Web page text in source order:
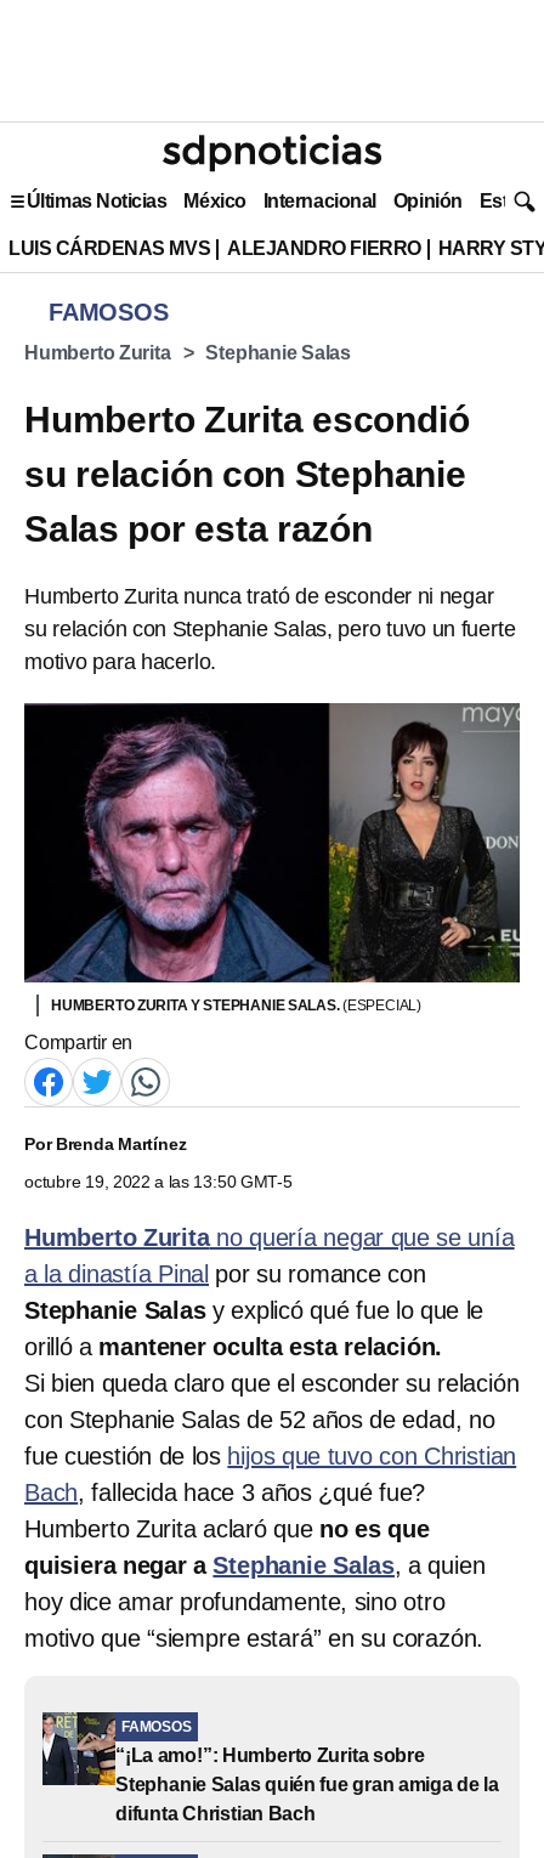
Últimas Noticias México Internacional Opinión Estilo
LUIS CÁRDENAS MVS ALEJANDRO FIERRO HARRY
FAMOSOS
Humberto Zurita Stephanie Salas
Humberto Zurita escondió
su relación con Stephanie
Salas por esta razón
Humberto Zurita nunca trató de esconder ni negar
su relación con Stephanie Salas, pero tuvo un fuerte
motivo para hacerlo.
HUMBERTO ZURITA Y STEPHANIE SALAS.(ESPECIAL)
Compartir en
PorBrenda Martínez
octubre 19, 2022 a las 13:50 GMT-5
Humberto Zuritano quería negar que se unía
a la dinastía Pinal por su romance con
Stephanie Salasy explicó qué fue lo que le
orilló a mantener oculta esta relación.
Si bien queda claro que el esconder su relación
con Stephanie Salas de 52 años de edad, no
fue cuestión de los hijos que tuvo con Christian
Bach, fallecida hace 3 años ¿qué fue?
Humberto Zurita aclaró que no es que
quisiera negar aStephanie Salas, a quien
hoy dice amar profundamente, sino otro
motivo que “siempre estará” en su corazón.
FAMOSOS
“¡La amo!”: Humberto Zurita sobre
Stephanie Salas quién fue gran amiga de la
difunta Christian Bach